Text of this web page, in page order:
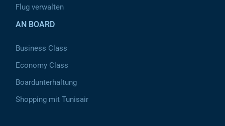
Flug verwalten
AN BOARD
Business Class
Economy Class
Boardunterhaltung
Shopping mit Tunisair